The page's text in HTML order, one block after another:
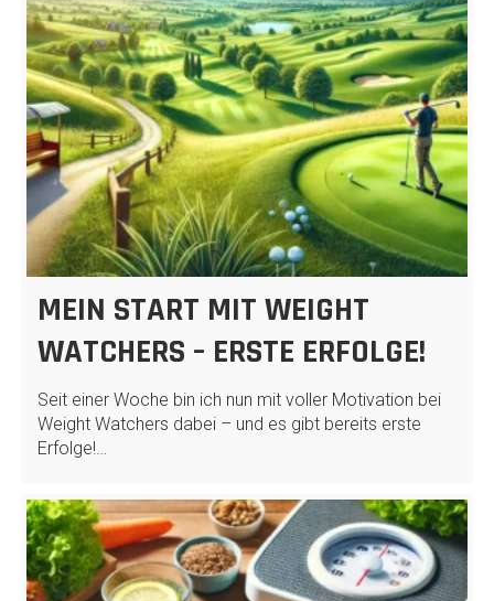
MEIN START MIT WEIGHT
WATCHERS – ERSTE ERFOLGE!
Seit einer Woche bin ich nun mit voller Motivation bei
Weight Watchers dabei – und es gibt bereits erste
Erfolge!…